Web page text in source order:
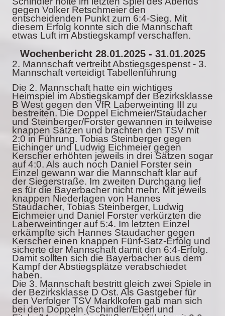
gegen Volker Retschmeier den
entscheidenden Punkt zum 6:4-Sieg. Mit
diesem Erfolg konnte sich die Mannschaft
etwas Luft im Abstiegskampf verschaffen.
Wochenbericht 28.01.2025 - 31.01.2025
2. Mannschaft vertreibt Abstiegsgespenst - 3.
Mannschaft verteidigt Tabellenführung
Die 2. Mannschaft hatte ein wichtiges
Heimspiel im Abstiegskampf der Bezirksklasse
B West gegen den VfR Laberweinting III zu
bestreiten. Die Doppel Eichmeier/Staudacher
und Steinberger/Forster gewannen in teilweise
knappen Sätzen und brachten den TSV mit
2:0 in Führung. Tobias Steinberger gegen
Eichinger und Ludwig Eichmeier gegen
Kerscher erhöhten jeweils in drei Sätzen sogar
auf 4:0. Als auch noch Daniel Forster sein
Einzel gewann war die Mannschaft klar auf
der Siegerstraße. Im zweiten Durchgang lief
es für die Bayerbacher nicht mehr. Mit jeweils
knappen Niederlagen von Hannes
Staudacher, Tobias Steinberger, Ludwig
Eichmeier und Daniel Forster verkürzten die
Laberweintinger auf 5:4. Im letzten Einzel
erkämpfte sich Hannes Staudacher gegen
Kerscher einen knappen Fünf-Satz-Erfolg und
sicherte der Mannschaft damit den 6:4-Erfolg.
Damit sollten sich die Bayerbacher aus dem
Kampf der Abstiegsplätze verabschiedet
haben.
Die 3. Mannschaft bestritt gleich zwei Spiele in
der Bezirksklasse D Ost. Als Gastgeber für
den Verfolger TSV Marklkofen gab man sich
bei den Doppeln (Schindler/Eberl und